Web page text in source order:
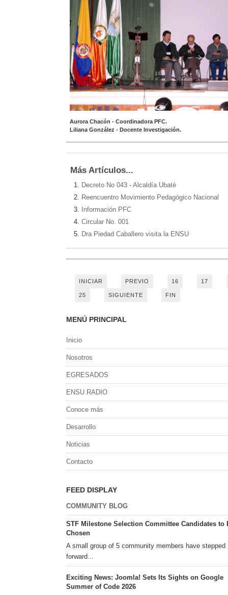
Aurora Chacón - Coordinadora PFC.
Liliana González - Docente Investigación.
Más Artículos...
Decreto No 043 - Alcaldía Ubaté
Reencuentro Movimiento Pedagógico Nacional
Información PFC
Circular No. 001
Dra Piedad Caballero visita la ENSU
INICIAR PREVIO 16 17
25 SIGUIENTE FIN
MENÚ PRINCIPAL
Inicio
Nosotros
EGRESADOS
ENSU RADIO
Conoce más
Desarrollo
Noticias
Contacto
FEED DISPLAY
COMMUNITY BLOG
STF Milestone Selection Committee Candidates to
Chosen
A small group of 5 community members have stepped
forward...
Exciting News: Joomla! Sets Its Sights on Google
Summer of Code 2026